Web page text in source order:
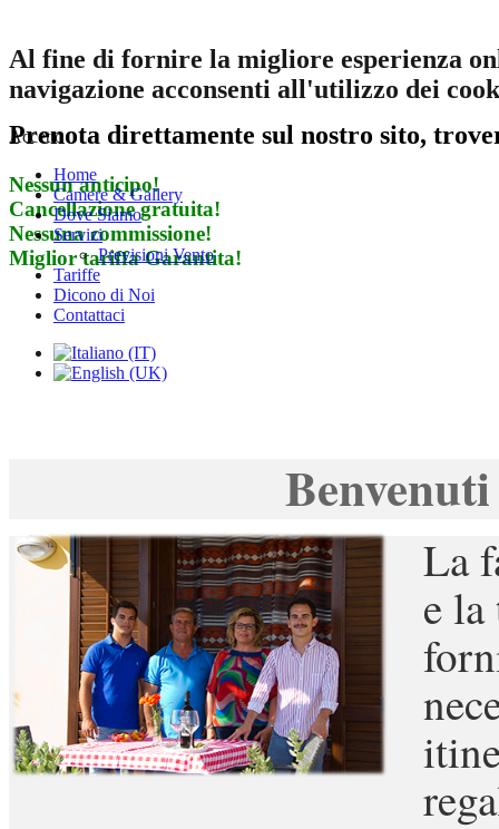
Al fine di fornire la migliore esperienza
navigazione acconsenti all'utilizzo dei
Accetto
Home
Camere & Gallery
Dove Siamo
Servizi
Previsioni Vento
Tariffe
Dicono di Noi
Contattaci
Prenota direttamente sul nostro sito,
Nessun anticipo!
Cancellazione gratuita!
Nessuna commissione!
Miglior tariffa Garantita!
La
e